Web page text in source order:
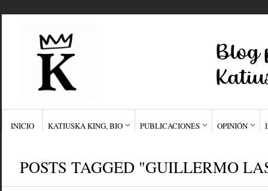
INICIO KATIUSKA KING, BIO PUBLICACIONES OPINIÓN
POSTS TAGGED "GUILLERMO